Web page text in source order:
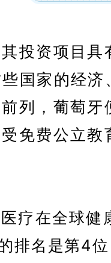
投资项目具
国家的经
列，葡萄牙
免费公立
疗在全球健
排名是第4